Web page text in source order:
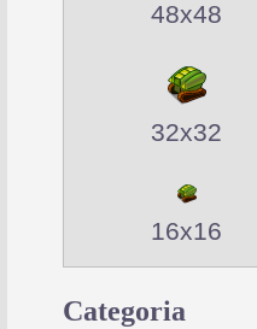
48x48
32x32
16x16
Categoria